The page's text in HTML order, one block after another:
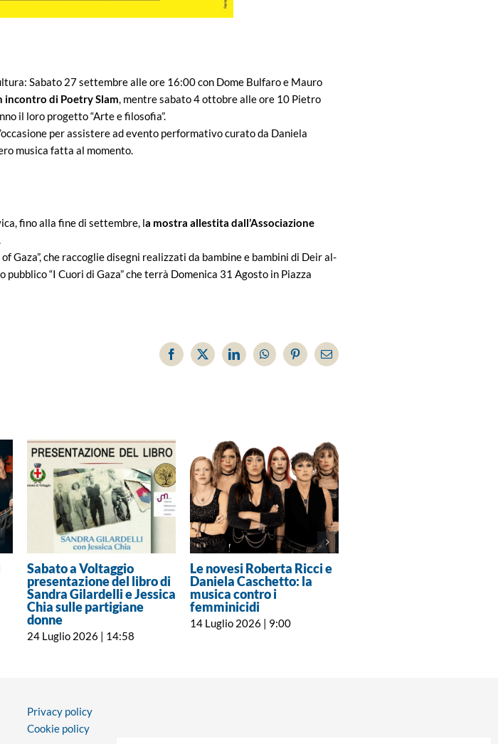
Sabato 27 settembre alle ore 16:00 con Dome Bulfaro e Mauro
incontro di Poetry Slam, mentre sabato 4 ottobre alle ore 10 Pietro
il loro progetto “Arte e filosofia”.
per assistere ad evento performativo curato da Daniela
musica fatta al momento.
fino alla fine di settembre, la mostra allestita dall’Associazione
Gaza”, che raccoglie disegni realizzati da bambine e bambini di Deir al-
“I Cuori di Gaza” che terrà Domenica 31 Agosto in Piazza
Facebook
X LinkedInWhatsAppPinterestEmail
Sabato a Voltaggio
presentazione del libro di
Sandra Gilardelli e Jessica
Chia sulle partigiane
donne
24 Luglio 2026 | 14:58
Le novesi Roberta Ricci e
Daniela Caschetto: la
musica contro i
femminicidi
14 Luglio 2026 | 9:00
Privacy policy
Cookie policy